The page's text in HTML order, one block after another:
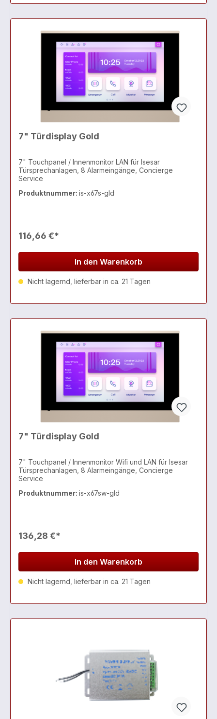
7" Türdisplay Gold
7" Touchpanel / Innenmonitor LAN für Isesar
Türsprechanlagen, 8 Alarmeingänge, Concierge
Service
Produktnummer: is-x67s-gld
116,66 €*
In den Warenkorb
Nicht lagernd, lieferbar in ca. 21 Tagen
7" Türdisplay Gold
7" Touchpanel / Innenmonitor Wifi und LAN für Isesar
Türsprechanlagen, 8 Alarmeingänge, Concierge
Service
Produktnummer: is-x67sw-gld
136,28 €*
In den Warenkorb
Nicht lagernd, lieferbar in ca. 21 Tagen